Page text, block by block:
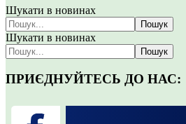
Шукати в новинах
Пошук
Шукати в новинах
Пошук
ПРИЄДНУЙТЕСЬ ДО НАС: